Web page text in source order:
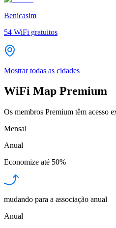
Benicasim
54 WiFi gratuitos
Mostrar todas as cidades
WiFi Map Premium
Os membros Premium têm acesso
Mensal
Anual
Economize até 50%
mudando para a associação anual
Anual